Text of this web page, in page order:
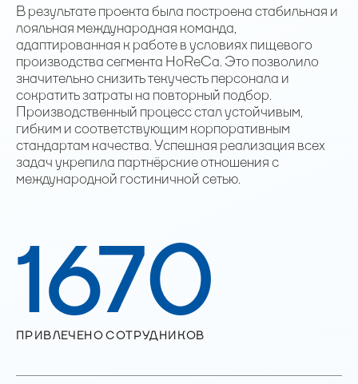
В результате проекта была построена стабильная и
лояльная международная команда,
адаптированная к работе в условиях пищевого
производства сегмента HoReCa. Это позволило
значительно снизить текучесть персонала и
сократить затраты на повторный подбор.
Производственный процесс стал устойчивым,
гибким и соответствующим корпоративным
стандартам качества. Успешная реализация всех
задач укрепила партнёрские отношения с
международной гостиничной сетью.
1670
ПРИВЛЕЧЕНО СОТРУДНИКОВ